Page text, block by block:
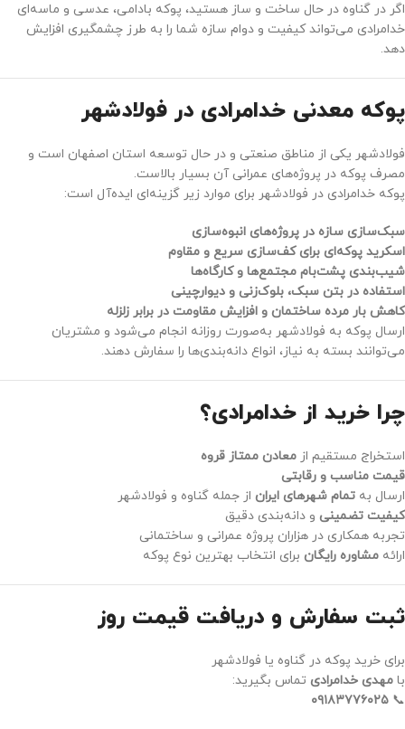
اگر در گناوه در حال ساخت و ساز هستید، پوکه بادامی، عدسی و ماسه‌ای
خدامرادی می‌تواند کیفیت و دوام سازه شما را به طرز چشمگیری افزایش
دهد.
پوکه معدنی خدامرادی در فولادشهر
فولادشهر یکی از مناطق صنعتی و در حال توسعه استان اصفهان است و
مصرف پوکه در پروژه‌های عمرانی آن بسیار بالاست.
پوکه خدامرادی در فولادشهر برای موارد زیر گزینه‌ای ایده‌آل است:
سبک‌سازی سازه در پروژه‌های انبوه‌سازی
اسکرید پوکه‌ای برای کف‌سازی سریع و مقاوم
شیب‌بندی پشت‌بام مجتمع‌ها و کارگاه‌ها
استفاده در بتن سبک، بلوک‌زنی و دیوارچینی
کاهش بار مرده ساختمان و افزایش مقاومت در برابر زلزله
ارسال پوکه به فولادشهر به‌صورت روزانه انجام می‌شود و مشتریان
می‌توانند بسته به نیاز، انواع دانه‌بندی‌ها را سفارش دهند.
چرا خرید از خدامرادی؟
استخراج مستقیم از معادن ممتاز قروه
قیمت مناسب و رقابتی
ارسال به تمام شهرهای ایران از جمله گناوه و فولادشهر
کیفیت تضمینی و دانه‌بندی دقیق
تجربه همکاری در هزاران پروژه عمرانی و ساختمانی
ارائه مشاوره رایگان برای انتخاب بهترین نوع پوکه
ثبت سفارش و دریافت قیمت روز
برای خرید پوکه در گناوه یا فولادشهر
با مهدی خدامرادی تماس بگیرید:
📞 ۰۹۱۸۳۷۷۶۰۲۵